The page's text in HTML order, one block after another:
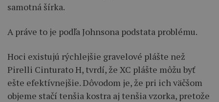
samotná šírka.
A práve to je podľa Johnsona podstata problému.
Hoci existujú rýchlejšie gravelové plášte než
Pirelli Cinturato H, tvrdí, že XC plášte môžu byť
ešte efektívnejšie. Dôvodom je, že pri ich väčšom
objeme stačí tenšia kostra aj tenšia vzorka, pretože